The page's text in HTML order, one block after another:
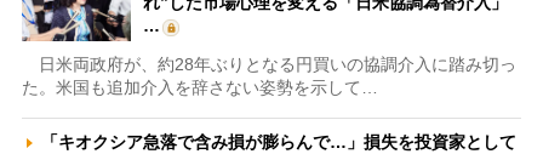
…
日米両政府が、約28年ぶりとなる円買いの協調介入に踏み切っ
た。米国も追加介入を辞さない姿勢を示して…
「キオクシア急落で含み損が膨らんで…」損失を投資家として